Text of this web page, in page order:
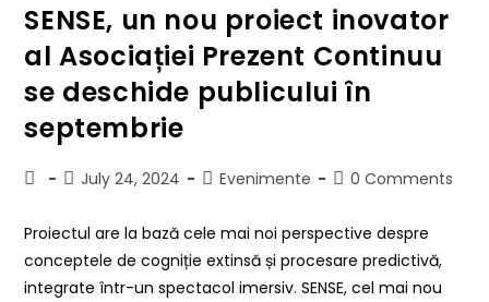
SENSE, un nou proiect inovator
al Asociației Prezent Continuu
se deschide publicului în
septembrie
July 24, 2024 Evenimente 0 Comments
Proiectul are la bază cele mai noi perspective despre
conceptele de cogniție extinsă și procesare predictivă,
integrate într-un spectacol imersiv. SENSE, cel mai nou